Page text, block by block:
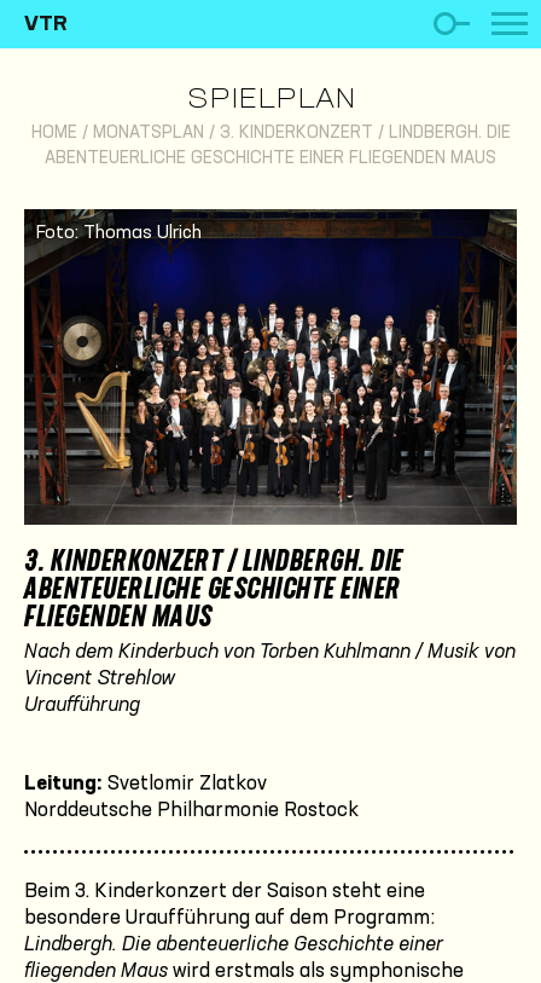
VTR
SPIELPLAN
HOME / MONATSPLAN / 3. KINDERKONZERT / LINDBERGH. DIE
ABENTEUERLICHE GESCHICHTE EINER FLIEGENDEN MAUS
Foto: Thomas Ulrich
3. KINDERKONZERT / LINDBERGH. DIE
ABENTEUERLICHE GESCHICHTE EINER
FLIEGENDEN MAUS
Nach dem Kinderbuch von Torben Kuhlmann / Musik von
Vincent Strehlow
Uraufführung
Leitung: Svetlomir Zlatkov
Norddeutsche Philharmonie Rostock
Beim 3. Kinderkonzert der Saison steht eine
besondere Uraufführung auf dem Programm:
Lindbergh. Die abenteuerliche Geschichte einer
fliegenden Maus wird erstmals als symphonische